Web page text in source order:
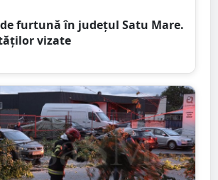
furtună în județul Satu Mare.
vizate